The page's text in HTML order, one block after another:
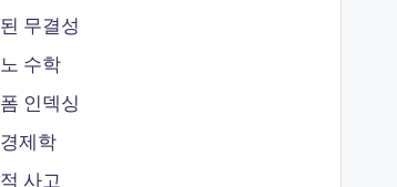
무결성
수학
인덱싱
제학
사고